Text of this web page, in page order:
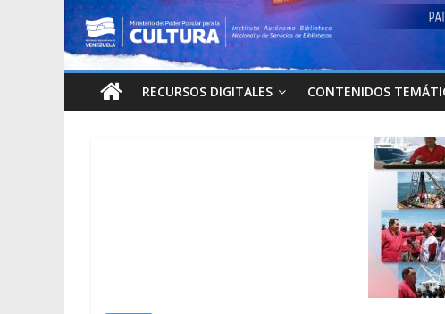
RECURSOS DIGITALES CONTENIDOS